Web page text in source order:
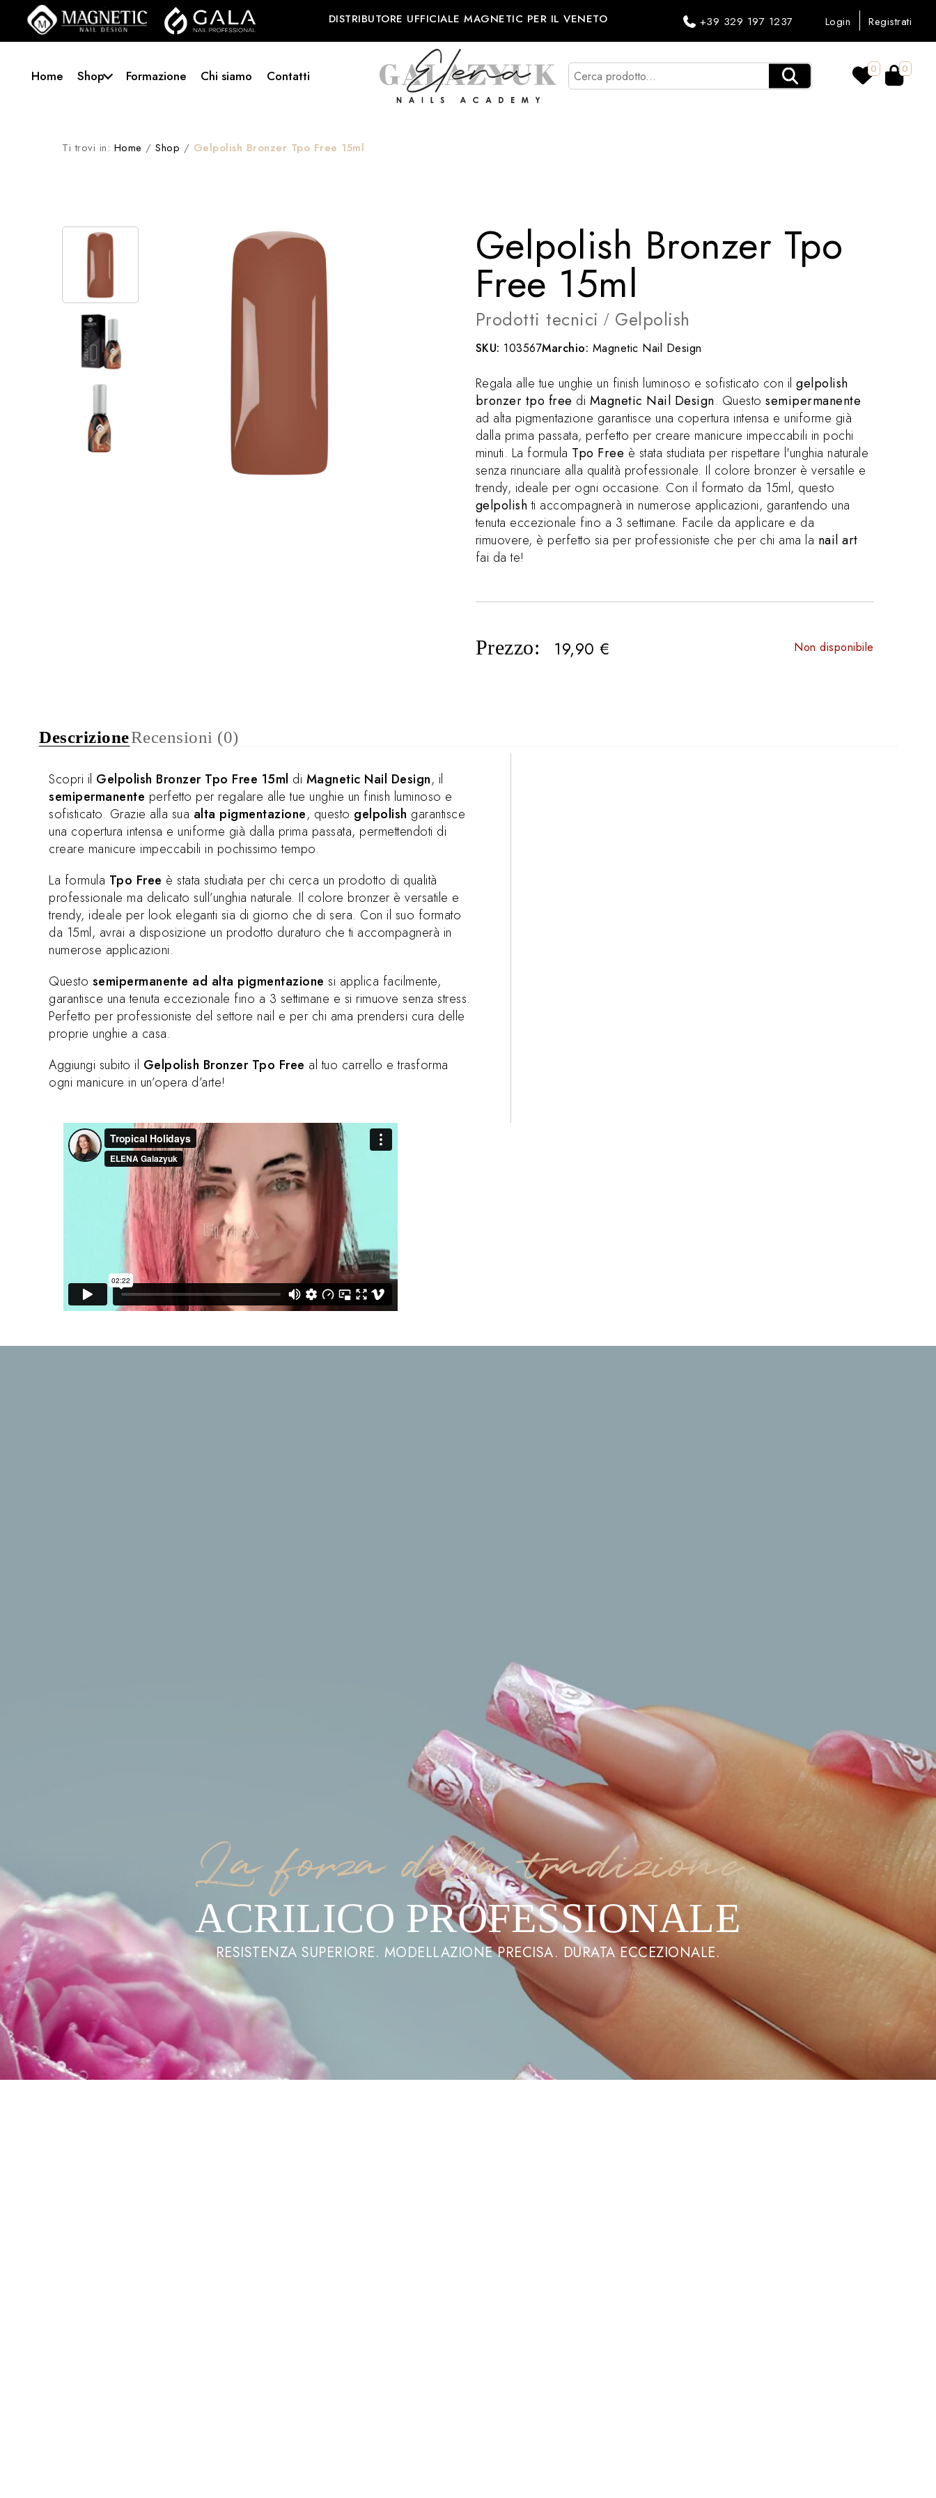
DISTRIBUTORE UFFICIALE MAGNETIC PER IL VENETO +39 329 197 1237 Login Registrati
Home Shop Formazione Chi siamo Contatti 0 0
Ti trovi in: Home /Shop / Gelpolish Bronzer Tpo Free 15ml
Gelpolish Bronzer Tpo
Free 15ml
Prodotti tecnici / Gelpolish
SKU: 103567Marchio: Magnetic Nail Design
Regala alle tue unghie un finish luminoso e sofisticato con ilgelpolish
bronzer tpo free di Magnetic Nail Design. Questosemipermanente
ad alta pigmentazione garantisce una copertura intensa e uniforme già
dalla prima passata, perfetto per creare manicure impeccabili in pochi
minuti. La formula Tpo Free è stata studiata per rispettare l'unghia naturale
senza rinunciare alla qualità professionale. Il colore bronzer è versatile e
trendy, ideale per ogni occasione. Con il formato da 15ml, questo
gelpolishti accompagnerà in numerose applicazioni, garantendo una
tenuta eccezionale fino a 3 settimane. Facile da applicare e da
rimuovere, è perfetto sia per professioniste che per chi ama la nail art
fai da te!
Prezzo: 19,90€ Non disponibile
DescrizioneRecensioni (0)
Scopri il Gelpolish Bronzer Tpo Free 15ml di Magnetic Nail Design, il
semipermanente perfetto per regalare alle tue unghie un finish luminoso e
sofisticato. Grazie alla sua alta pigmentazione, questo gelpolish garantisce
una copertura intensa e uniforme già dalla prima passata, permettendoti di
creare manicure impeccabili in pochissimo tempo.
La formula Tpo Free è stata studiata per chi cerca un prodotto di qualità
professionale ma delicato sull’unghia naturale. Il colore bronzer è versatile e
trendy, ideale per look eleganti sia di giorno che di sera. Con il suo formato
da 15ml, avrai a disposizione un prodotto duraturo che ti accompagnerà in
numerose applicazioni.
Questo semipermanente ad alta pigmentazione si applica facilmente,
garantisce una tenuta eccezionale fino a 3 settimane e si rimuove senza stress.
Perfetto per professioniste del settore nail e per chi ama prendersi cura delle
proprie unghie a casa.
Aggiungi subito il Gelpolish Bronzer Tpo Free al tuo carrello e trasforma
ogni manicure in un’opera d’arte!
La forza della tradizione
ACRILICO PROFESSIONALE
RESISTENZA SUPERIORE. MODELLAZIONE PRECISA. DURATA ECCEZIONALE.